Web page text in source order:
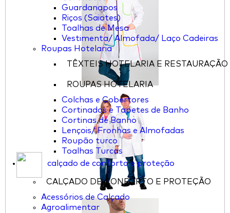
Guardanapos
Riços (Saiotes)
Toalhas de Mesa
Vestimenta/ Almofada/ Laço Cadeiras
Roupas Hotelaria
TÊXTEIS HOTELARIA E RESTAURAÇÃO
ROUPAS HOTELARIA
Colchas e Cobertores
Cortinados e Tapetes de Banho
Cortinas de Banho
Lençois/ Fronhas e Almofadas
Roupão turco
Toalhas Turcas
calçado de conforto e proteção
CALÇADO DE CONFORTO E PROTEÇÃO
Acessórios de Calçado
Agroalimentar